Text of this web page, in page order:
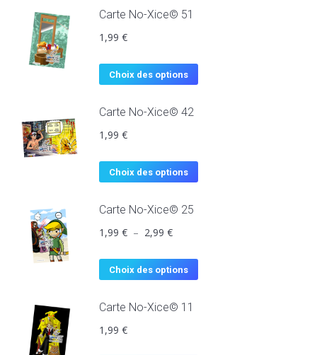
Carte No-Xice© 51
1,99 €
Choix des options
Carte No-Xice© 42
1,99 €
Choix des options
Carte No-Xice© 25
1,99 € – 2,99 €
Choix des options
Carte No-Xice© 11
1,99 €